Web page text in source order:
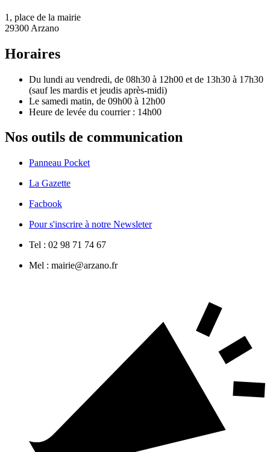
1, place de la mairie
29300 Arzano
Horaires
Du lundi au vendredi, de 08h30 à 12h00 et de 13h30 à 17h30
(sauf les mardis et jeudis après-midi)
Le samedi matin, de 09h00 à 12h00
Heure de levée du courrier : 14h00
Nos outils de communication
Panneau Pocket
La Gazette
Facbook
Pour s'inscrire à notre Newsleter
Tel : 02 98 71 74 67
Mel : mairie@arzano.fr